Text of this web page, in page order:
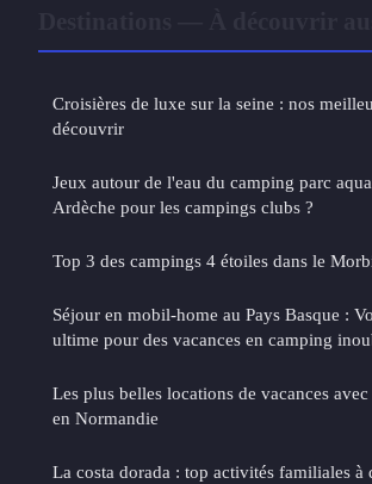
Croisières de luxe sur la seine : nos
découvrir
Jeux autour de l'eau du camping parc
Ardèche pour les campings clubs ?
Top 3 des campings 4 étoiles dans le
Séjour en mobil-home au Pays Basque :
ultime pour des vacances en camping
Les plus belles locations de vacances
en Normandie
La costa dorada : top activités familiales à